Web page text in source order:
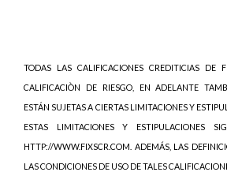
TODAS LAS CALIFICACIONES CREDITICIAS DE
CALIFICACIÒN DE RIESGO, EN ADELANTE
ESTÁN SUJETAS A CIERTAS LIMITACIONES Y
ESTAS LIMITACIONES Y ESTIPULACIONES
HTTP://WWW.FIXSCR.COM. ADEMÁS, LAS
LAS CONDICIONES DE USO DE TALES